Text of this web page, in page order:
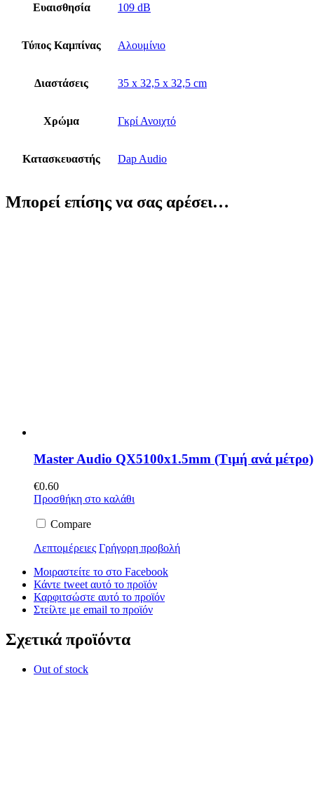
Ευαισθησία 109 dB
Τύπος Καμπίνας Αλουμίνιο
Διαστάσεις 35 x 32,5 x 32,5 cm
Χρώμα Γκρί Ανοιχτό
Κατασκευαστής Dap Audio
Μπορεί επίσης να σας αρέσει…
Master Audio QX5100x1.5mm (Τιμή ανά μέτρο)
€0.60
Προσθήκη στο καλάθι
Compare
Λεπτομέρειες Γρήγορη προβολή
Μοιραστείτε το στο Facebook
Κάντε tweet αυτό το προϊόν
Καρφιτσώστε αυτό το προϊόν
Στείλτε με email το προϊόν
Σχετικά προϊόντα
Out of stock